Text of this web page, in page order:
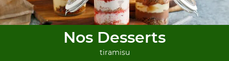
Nos Desserts
tiramisu